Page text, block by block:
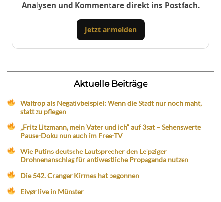
Analysen und Kommentare direkt ins Postfach.
Jetzt anmelden
Aktuelle Beiträge
Waltrop als Negativbeispiel: Wenn die Stadt nur noch mäht,
statt zu pflegen
„Fritz Litzmann, mein Vater und ich“ auf 3sat – Sehenswerte
Pause-Doku nun auch im Free-TV
Wie Putins deutsche Lautsprecher den Leipziger
Drohnenanschlag für antiwestliche Propaganda nutzen
Die 542. Cranger Kirmes hat begonnen
Eivør live in Münster